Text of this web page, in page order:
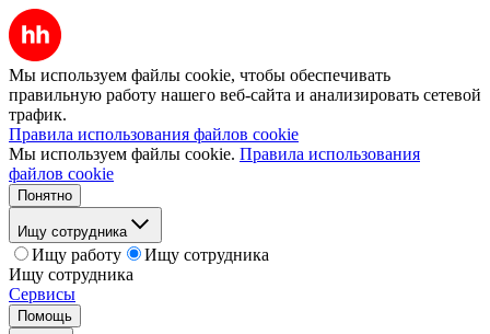
Мы используем файлы cookie, чтобы обеспечивать
правильную работу нашего веб-сайта и анализировать сетевой
трафик.
Правила использования файлов cookie
Мы используем файлы cookie. Правила использования
файлов cookie
Понятно
Ищу сотрудника
Ищу работу
Ищу сотрудника
Ищу сотрудника
Сервисы
Помощь